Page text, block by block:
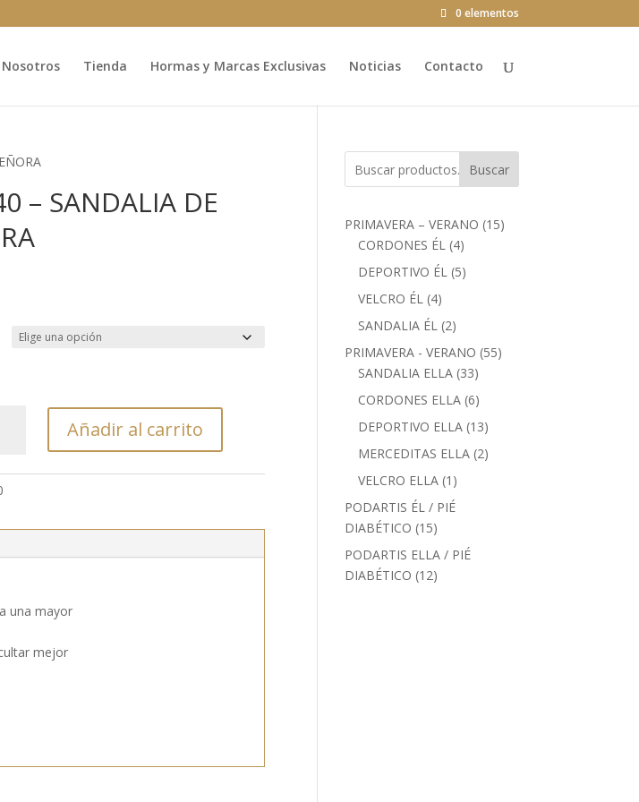
0 elementos
Nosotros Tienda Hormas y Marcas Exclusivas Noticias Contacto
– SANDALIA DE
Añadir al carrito
una mayor
mejor
Buscar
PRIMAVERA – VERANO 1515
CORDONES ÉL 44
productos
DEPORTIVO ÉL 55
VELCRO ÉL 44
productos
SANDALIA ÉL 22
productos
PRIMAVERA - VERANO 5555
SANDALIA ELLA 3333
productos
CORDONES ELLA 66
productos
DEPORTIVO ELLA 1313
productos
MERCEDITAS ELLA 22
VELCRO ELLA 1 1
producto
PODARTIS ÉL / PIÉ
DIABÉTICO 1515
productos
PODARTIS ELLA / PIÉ
DIABÉTICO 1212